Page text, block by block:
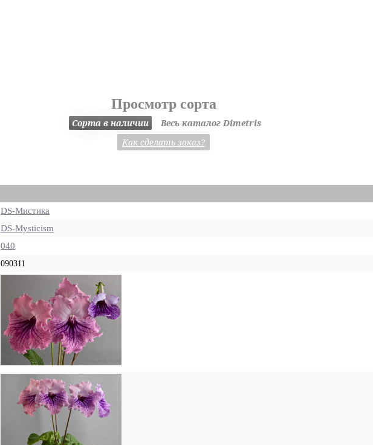
Просмотр сорта
Сорта в наличии
Весь каталог Dimetris
Как сделать заказ?
DS-Мистика
DS-Mysticism
040
090311